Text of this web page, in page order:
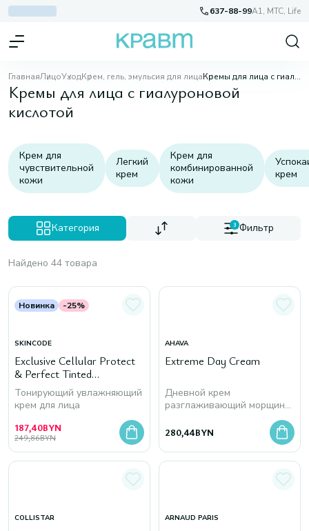
637-88-99A1, МТС, Life
ГлавнаяЛицоУходКрем, гель, эмульсия для лица Кремы для лица с гиалуроновой кислотой
Кремы для лица с гиалуроновой
кислотой
Крем для
чувствительной
кожи
Легкий
крем
Крем для
комбинированной
кожи
крем
Категория 3 Фильтр
Найдено 44 товара
Новинка -25%
SKINCODE
Exclusive Cellular Protect
& Perfect Tinted
Moisturizer SPF 15, 30 мл
Тонирующий увлажняющий
крем для лица
187,40BYN
249,86BYN
AHAVA
Extreme Day Cream
Дневной крем
разглаживающий морщины
и повышающий упругость
кожи
280,44BYN
COLLISTAR ARNAUD PARIS